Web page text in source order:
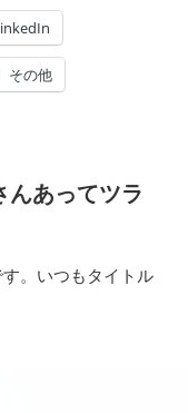
その他
んあってツラ
。いつもタイトル